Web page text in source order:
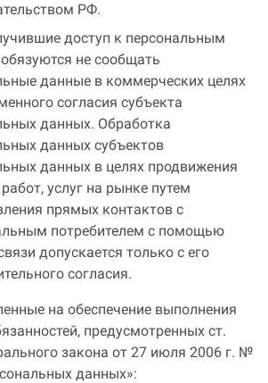
РФ.
доступ к персональным
не сообщать
данные в коммерческих целях
согласия субъекта
данных. Обработка
данных субъектов
данных в целях продвижения
услуг на рынке путем
прямых контактов с
потребителем с помощью
допускается только с его
согласия.
на обеспечение выполнения
предусмотренных ст.
закона от 27 июля 2006 г. №
данных»: